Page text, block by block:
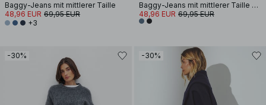
Baggy-Jeans mit mittlerer Taille
48,96 EUR 69,95 EUR
+3
Baggy-Jeans mit mittlerer Taille und Detail am Rücken
48,96 EUR 69,95 EUR
-30% -30%